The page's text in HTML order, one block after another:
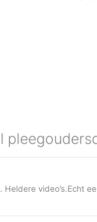
video’s.Echt